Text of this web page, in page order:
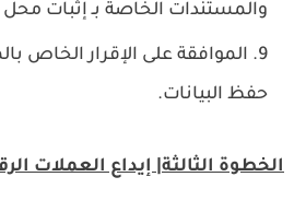
والمستندات الخاصة بـ إثبات محل
الموافقة على الإقرار الخاص
حفظ البيانات.
الخطوة الثالثة| إيداع العملات